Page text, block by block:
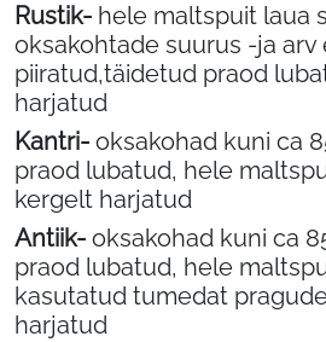
Rustik- hele maltspuit laua
oksakohtade suurus -ja arv
piiratud,täidetud praod
harjatud
Kantri- oksakohad kuni ca
praod lubatud, hele
kergelt harjatud
Antiik- oksakohad kuni ca
praod lubatud, hele
kasutatud tumedat
harjatud